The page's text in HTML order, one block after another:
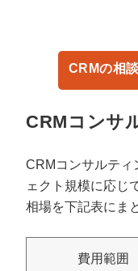
CRMの相
CRMコンサ
CRMコンサルティ
ェクト規模に応じ
相場を下記表にま
費用範囲